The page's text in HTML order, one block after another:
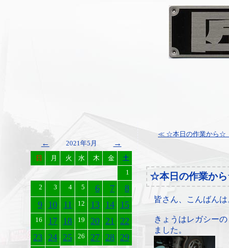
← 2021年5月 →
日 月 火 水 木 金
土
1
2
3 4 5 6 7
8
9 10 11 12 13 14 15
16 17 18 19 20 21 22
23 24 25 26 27 28 29
≪ ☆本日の作業から
☆本日の作業か
皆さん、こんばんは
きょうはレガシー
ました。